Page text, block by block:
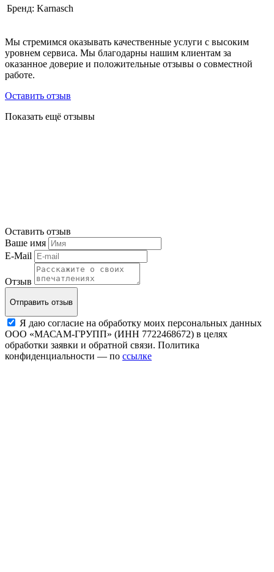
Бренд: Karnasch
Мы стремимся оказывать качественные услуги с высоким
уровнем сервиса. Мы благодарны нашим клиентам за
оказанное доверие и положительные отзывы о совместной
работе.
Оставить отзыв
Показать ещё отзывы
Оставить отзыв
Ваше имя
E-Mail
Отзыв
Отправить отзыв
Я даю согласие на обработку моих персональных данных
ООО «МАСАМ-ГРУПП» (ИНН 7722468672) в целях
обработки заявки и обратной связи. Политика
конфиденциальности — по ссылке